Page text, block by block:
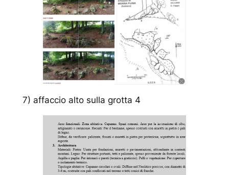
7) affaccio alto sulla grotta 4